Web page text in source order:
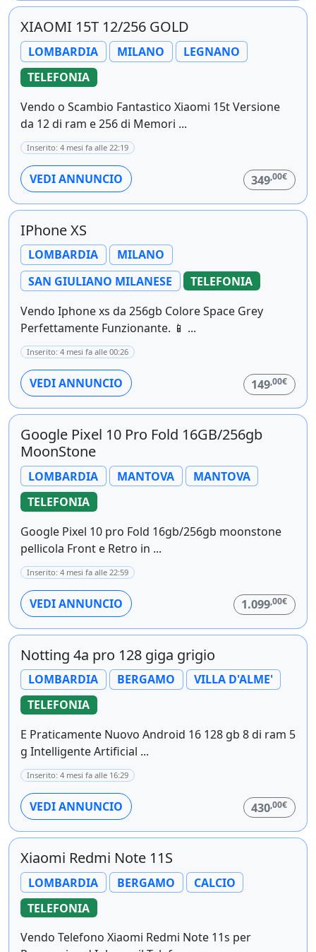
XIAOMI 15T 12/256 GOLD
LOMBARDIA MILANO
LEGNANO
TELEFONIA
Vendo o Scambio Fantastico Xiaomi 15t Versione
da 12 di ram e 256 di Memori ...
Inserito: 4 mesi fa alle 22:19
VEDI ANNUNCIO 349,00€
IPhone XS
LOMBARDIA
MILANO
SAN GIULIANO MILANESE
TELEFONIA
Vendo Iphone xs da 256gb Colore Space Grey
Perfettamente Funzionante. 📱 ...
Inserito: 4 mesi fa alle 00:26
VEDI ANNUNCIO 149,00€
Google Pixel 10 Pro Fold 16GB/256gb
MoonStone
LOMBARDIA MANTOVA
MANTOVA
TELEFONIA
Google Pixel 10 pro Fold 16gb/256gb moonstone
pellicola Front e Retro in ...
Inserito: 4 mesi fa alle 22:59
VEDI ANNUNCIO 1.099,00€
Notting 4a pro 128 giga grigio
LOMBARDIA BERGAMO
VILLA D'ALME'
TELEFONIA
E Praticamente Nuovo Android 16 128 gb 8 di ram 5
g Intelligente Artificial ...
Inserito: 4 mesi fa alle 16:29
VEDI ANNUNCIO 430,00€
Xiaomi Redmi Note 11S
LOMBARDIA BERGAMO
CALCIO
TELEFONIA
Vendo Telefono Xiaomi Redmi Note 11s per